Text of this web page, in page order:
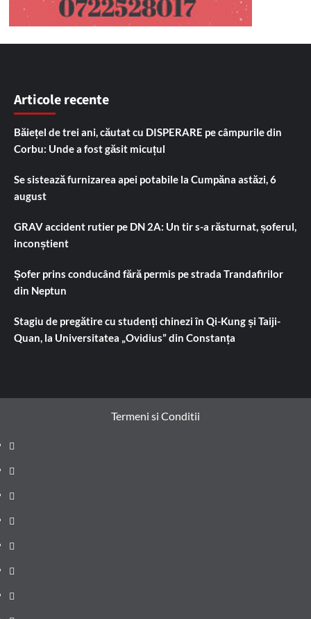
Articole recente
Băiețel de trei ani, căutat cu DISPERARE pe câmpurile din
Corbu: Unde a fost găsit micuțul
Se sistează furnizarea apei potabile la Cumpăna astăzi, 6
august
GRAV accident rutier pe DN 2A: Un tir s-a răsturnat, șoferul,
inconștient
Șofer prins conducând fără permis pe strada Trandafirilor
din Neptun
Stagiu de pregătire cu studenți chinezi în Qi-Kung și Taiji-
Quan, la Universitatea „Ovidius” din Constanța
Termeni si Conditii
Prima
pagină
Știri
de
ultima
Administrație
locală
Actualitate
Justiție
Cultura
Sănătate